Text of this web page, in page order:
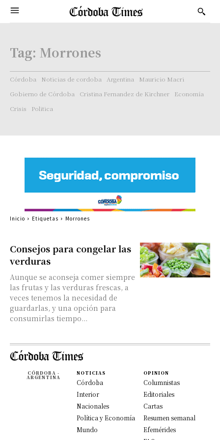
Tag: Morrones
Córdoba Noticias de cordoba Argentina
Mauricio Macri
Gobierno de Córdoba
Cristina Fernandez de Kirchner
Economía
Crisis
Politica
Consejos para congelar las
verduras
Aunque se aconseja comer siempre
las frutas y las verduras frescas, a
veces tenemos la necesidad de
guardarlas, y una opción para
consumirlas tiempo...
Inicio Etiquetas Morrones
CÓRDOBA -
ARGENTINA
NOTICIAS
Córdoba
Interior
Nacionales
Política y Economía
Mundo
OPINION
Columnistas
Editoriales
Cartas
Resumen semanal
Efemérides